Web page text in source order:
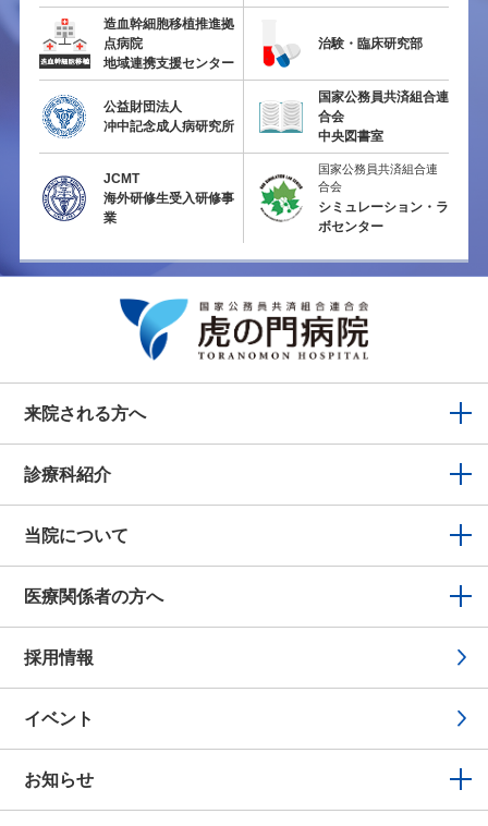
造血幹細胞移植推進拠
点病院
地域連携支援センター
治験・臨床研究部
公益財団法人
冲中記念成人病研究所
国家公務員共済組合連
合会
中央図書室
JCMT
海外研修生受入研修事
業
国家公務員共済組合連
合会
シミュレーション・ラ
ボセンター
来院される方へ
診療科紹介
当院について
医療関係者の方へ
採用情報
イベント
お知らせ